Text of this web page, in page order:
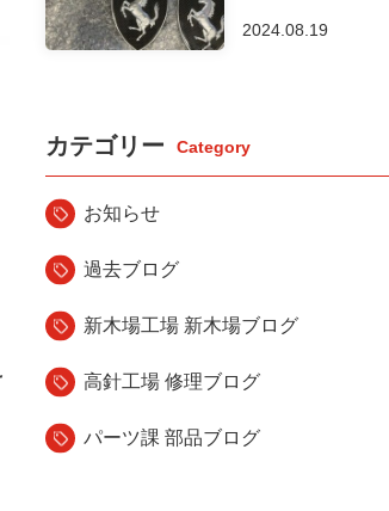
2024.08.19
カテゴリー
お知らせ
過去ブログ
新木場工場 新木場ブログ
高針工場 修理ブログ
パーツ課 部品ブログ